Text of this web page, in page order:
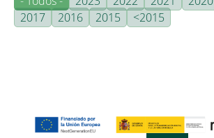
2017
2016 2015 <2015